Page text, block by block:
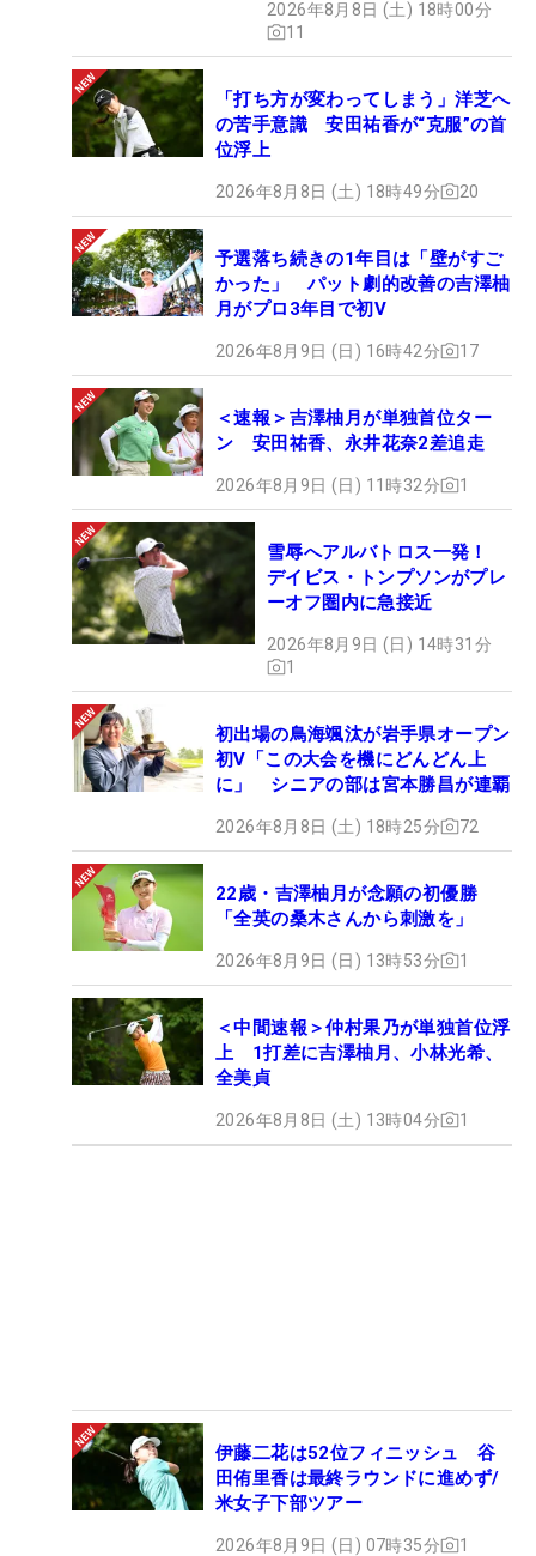
2026年8月8日 (土) 18時00分
11
「打ち方が変わってしまう」洋芝へ
の苦手意識 安田祐香が“克服”の首
位浮上
2026年8月8日 (土) 18時49分 20
予選落ち続きの1年目は「壁がすご
かった」 パット劇的改善の吉澤柚
月がプロ3年目で初V
2026年8月9日 (日) 16時42分 17
＜速報＞吉澤柚月が単独首位ター
ン 安田祐香、永井花奈2差追走
2026年8月9日 (日) 11時32分 1
雪辱へアルバトロス一発！
デイビス・トンプソンがプレ
ーオフ圏内に急接近
2026年8月9日 (日) 14時31分
1
初出場の鳥海颯汰が岩手県オープン
初V「この大会を機にどんどん上
に」 シニアの部は宮本勝昌が連覇
2026年8月8日 (土) 18時25分 72
22歳・吉澤柚月が念願の初優勝
「全英の桑木さんから刺激を」
2026年8月9日 (日) 13時53分 1
＜中間速報＞仲村果乃が単独首位浮
上 1打差に吉澤柚月、小林光希、
全美貞
2026年8月8日 (土) 13時04分 1
伊藤二花は52位フィニッシュ 谷
田侑里香は最終ラウンドに進めず/
米女子下部ツアー
2026年8月9日 (日) 07時35分 1